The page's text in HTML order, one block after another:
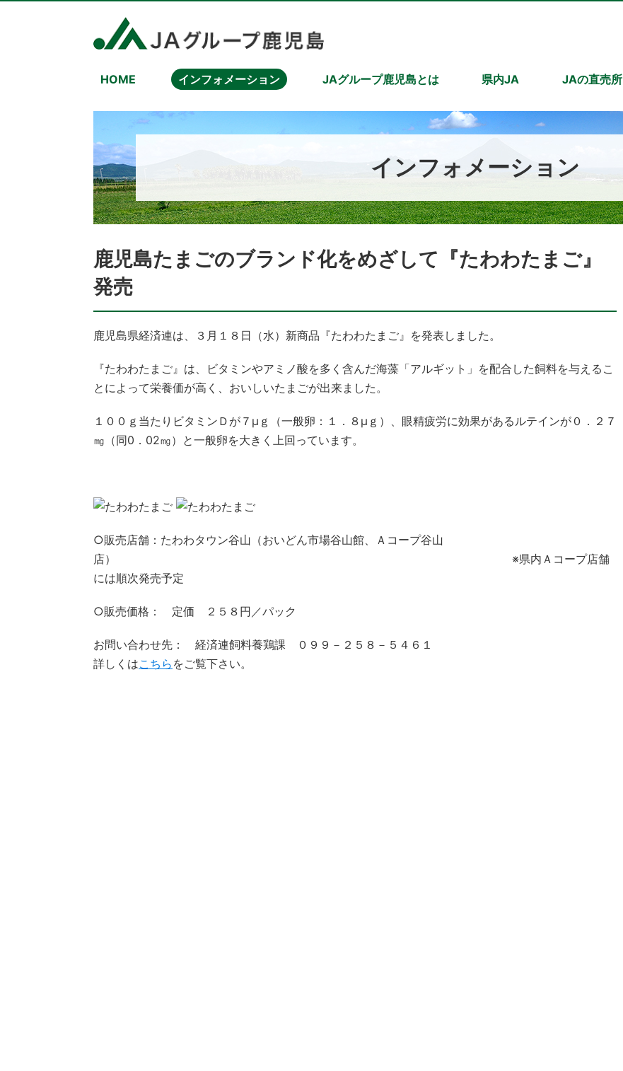
HOME インフォメーション JAグループ鹿児島とは 県内JA JAの直売所
インフォメーション
鹿児島たまごのブランド化をめざして『たわわたまご』
発売
鹿児島県経済連は、３月１８日（水）新商品『たわわたまご』を発表しました。
『たわわたまご』は、ビタミンやアミノ酸を多く含んだ海藻「アルギット」を配合した飼料を与えるこ
とによって栄養価が高く、おいしいたまごが出来ました。
１００ｇ当たりビタミンＤが７μｇ（一般卵：１．８μｇ）、眼精疲労に効果があるルテインが０．２７
㎎（同0．02㎎）と一般卵を大きく上回っています。
○販売店舗：たわわタウン谷山（おいどん市場谷山館、Ａコープ谷山
店） ※県内Ａコープ店舗
には順次発売予定
○販売価格： 定価 ２５８円／パック
お問い合わせ先： 経済連飼料養鶏課 ０９９－２５８－５４６１
詳しくはこちら をご覧下さい。